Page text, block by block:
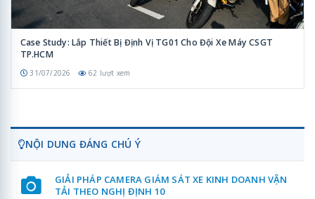
Case Study: Lắp Thiết Bị Định Vị TG01 Cho Đội Xe Máy CSGT
TP.HCM
31/07/2026 62 lượt xem
NỘI DUNG ĐÁNG CHÚ Ý
GIẢI PHÁP CAMERA GIÁM SÁT XE KINH DOANH VẬN
TẢI THEO NGHỊ ĐỊNH 10